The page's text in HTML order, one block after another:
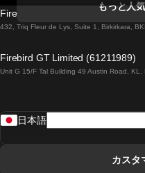
ダブリンからゴ
ローマから
もっと人
Firebird GT Limited (OC 1451)
432, Triq Fleur de Lys, Suite 1, Birkirkara,
Firebird GT Limited (61211989)
Unit G 15/F Tal Building 49 Austin Road, KL,
日本語
カスタ